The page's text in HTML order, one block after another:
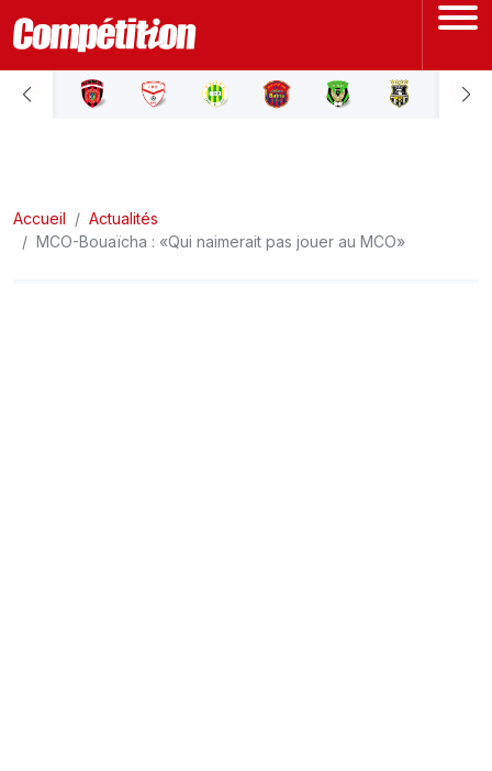
ACCUEIL
LIGUE 2
Accueil
Actualités
MCO-Bouaïcha : «Qui naimerait pas jouer au MCO»